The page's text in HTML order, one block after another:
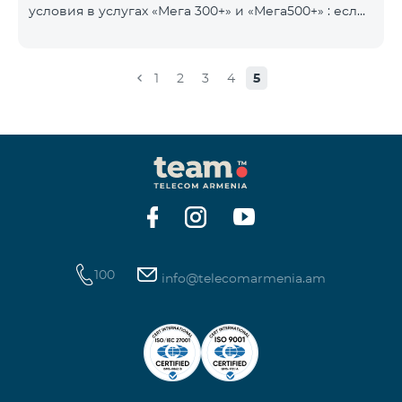
условия в услугах «Мега 300+» и «Мега500+» : если
продлевается, остаток неиспользованного
1 2 3 4 5
100 info@telecomarmenia.am